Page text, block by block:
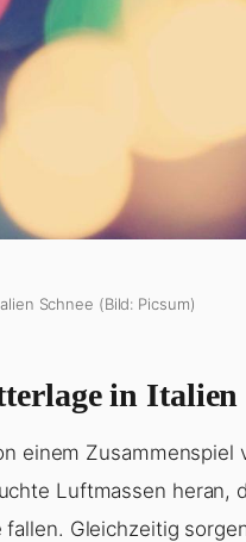
Schnee (Bild: Picsum)
in Italien
einem Zusammenspiel
Luftmassen heran,
Gleichzeitig